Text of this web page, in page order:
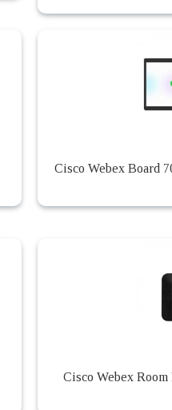
Cisco Webex Board
Cisco Webex